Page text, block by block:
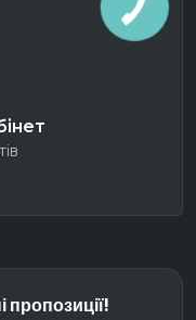
пропозиції!